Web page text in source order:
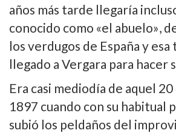
años más tarde llegarí­a
conocido como «el abuelo»,
los verdugos de España y
llegado a Vergara para hacer
Era casi mediodí­a de aquel
1897 cuando con su habitual
subió los peldaños del